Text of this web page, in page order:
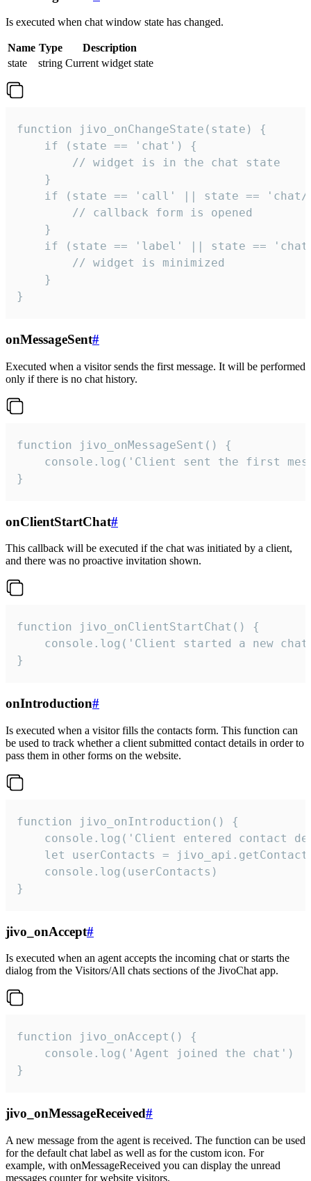
Is executed when chat window state has changed.
Name Type
Description
state
string Current widget state
function jivo_onChangeState(state) {
    if (state == 'chat') {
        // widget is in the chat state
    }
if (state == 'call' || state ==
        // callback form is opened
    }
if (state == 'label' || state ==
        // widget is minimized
    }
}
onMessageSent#
Executed when a visitor sends the first message. It will be performed
only if there is no chat history.
function jivo_onMessageSent() {
console.log('Client sent the first
}
onClientStartChat#
This callback will be executed if the chat was initiated by a client,
and there was no proactive invitation shown.
function jivo_onClientStartChat() {
console.log('Client started a new
}
onIntroduction#
Is executed when a visitor fills the contacts form. This function can
be used to track whether a client submitted contact details in order to
pass them in other forms on the website.
function jivo_onIntroduction() {
console.log('Client entered contact
let userContacts =
    console.log(userContacts)
}
jivo_onAccept#
Is executed when an agent accepts the incoming chat or starts the
dialog from the Visitors/All chats sections of the JivoChat app.
function jivo_onAccept() {
}
jivo_onMessageReceived#
A new message from the agent is received. The function can be used
for the default chat label as well as for the custom icon. For
example, with onMessageReceived you can display the unread
messages counter for website visitors.